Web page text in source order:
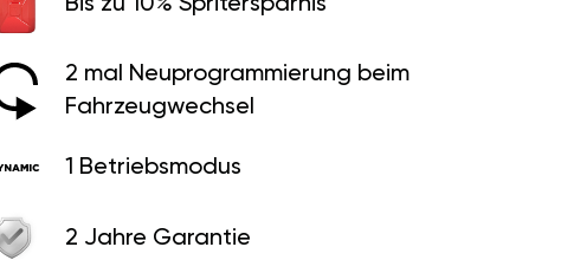
Bis zu 10% Spritersparnis
2 mal Neuprogrammierung beim
Fahrzeugwechsel
1 Betriebsmodus
2 Jahre Garantie